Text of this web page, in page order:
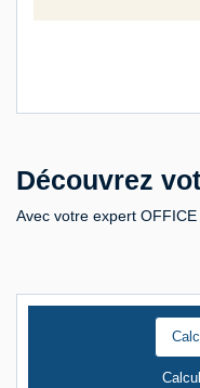
Découvrez
Avec votre expert